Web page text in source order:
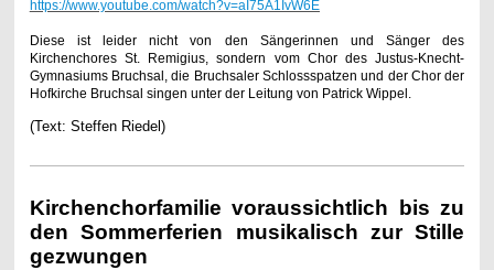
https://www.youtube.com/watch?v=aI75A1IvW6E
Diese ist leider nicht von den Sängerinnen und Sänger des
Kirchenchores St. Remigius, sondern vom Chor des Justus-Knecht-
Gymnasiums Bruchsal, die Bruchsaler Schlossspatzen und der Chor der
Hofkirche Bruchsal singen unter der Leitung von Patrick Wippel.
(Text: Steffen Riedel)
Kirchenchorfamilie voraussichtlich bis zu
den Sommerferien musikalisch zur Stille
gezwungen